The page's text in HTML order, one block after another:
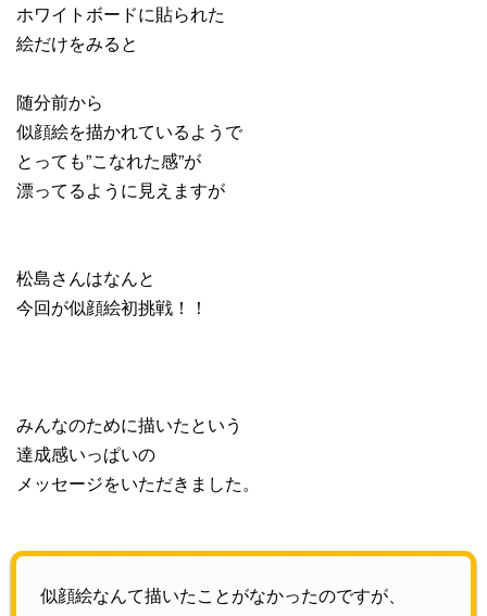
ホワイトボードに貼られた
絵だけをみると
随分前から
似顔絵を描かれているようで
とっても”こなれた感”が
漂ってるように見えますが
松島さんはなんと
今回が似顔絵初挑戦！！
みんなのために描いたという
達成感いっぱいの
メッセージをいただきました。
似顔絵なんて描いたことがなかったのですが、